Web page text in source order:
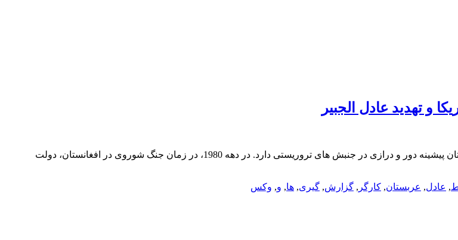
و تهدید عادل الجبیر
گزارش وکس از اوج گیری تنش ها در روابط عربستان و آمریکا و تهدید عادل الجبیرعربستان پیشینه دور و درازی در جنبش های تروریستی دارد. در دهه 1980، در زمان جنگ شوروی در افغانستان، دولت
, عادل, عربستان, کارگر , گزارش, گیری, ها, و, وکس